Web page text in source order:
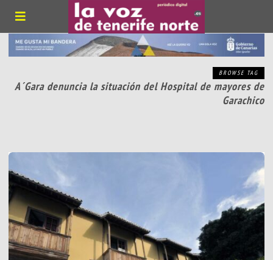
BROWSE TAG
A´Gara denuncia la situación del Hospital de mayores de
Garachico